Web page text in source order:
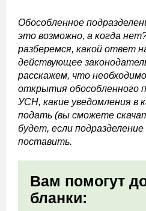
Обособленное
это возможно, а когда
разберемся, какой ответ
действующее
расскажем, что
открытия обособленного
УСН, какие уведомления в
подать (вы сможете
будет, если
поставить.
Вам помогут
бланки: